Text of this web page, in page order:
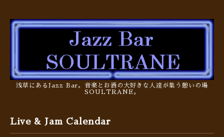
浅草にあるJazz Bar。音楽とお酒の大好きな人達が集う憩いの場
SOULTRANE。
Live & Jam Calendar